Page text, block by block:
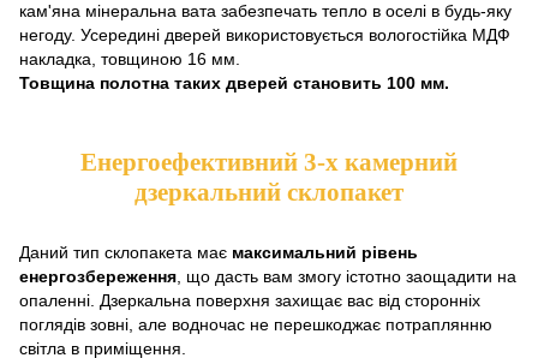
кам'яна мінеральна вата забезпечать тепло в оселі в будь-яку
негоду. Усередині дверей використовується вологостійка МДФ
накладка, товщиною 16 мм.
Товщина полотна таких дверей становить 100 мм.
Енергоефективний 3-х камерний
дзеркальний склопакет
Даний тип склопакета має максимальний рівень
енергозбереження , що дасть вам змогу істотно заощадити на
опаленні. Дзеркальна поверхня захищає вас від сторонніх
поглядів зовні, але водночас не перешкоджає потраплянню
світла в приміщення.